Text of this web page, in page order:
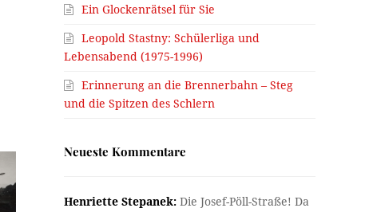
Ein Glockenrätsel für Sie
Leopold Stastny: Schülerliga und
Lebensabend (1975-1996)
Erinnerung an die Brennerbahn – Steg
und die Spitzen des Schlern
Neueste Kommentare
Henriette Stepanek: Die Josef-Pöll-Straße! Da